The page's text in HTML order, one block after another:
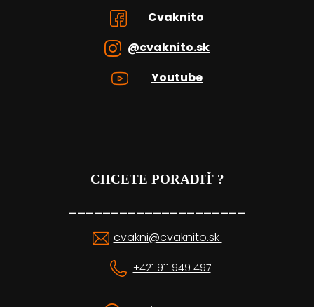
Cvaknito
@cvaknito.sk
Youtube
CHCETE PORADIŤ ?
_____________________
cvakni@cvaknito.sk
+421 911 949 497